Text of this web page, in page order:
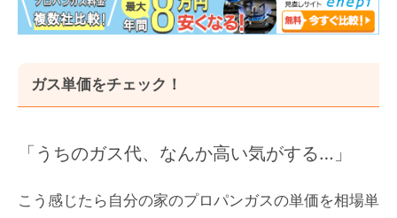
ガス単価をチェック！
「うちのガス代、なんか高い気がする…」
こう感じたら自分の家のプロパンガスの単価を相場単